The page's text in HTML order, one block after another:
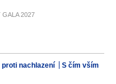
GALA 2027
nachlazení
S čím vším